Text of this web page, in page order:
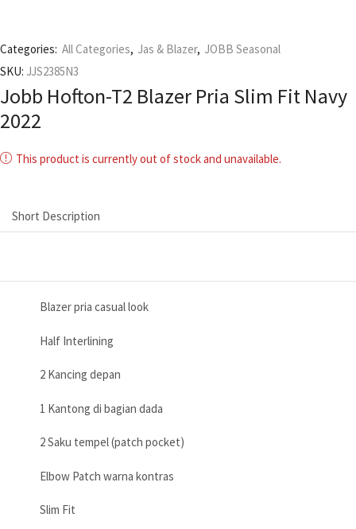
Categories: All Categories, Jas & Blazer, JOBB Seasonal
SKU: JJS2385N3
Jobb Hofton-T2 Blazer Pria Slim Fit Navy
2022
This product is currently out of stock and unavailable.
Short Description
Blazer pria casual look
Half Interlining
2 Kancing depan
1 Kantong di bagian dada
2 Saku tempel (patch pocket)
Elbow Patch warna kontras
Slim Fit